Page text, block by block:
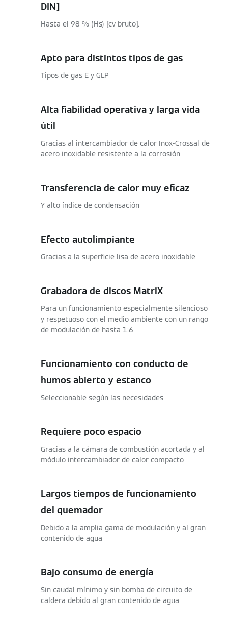
DIN]
Hasta el 98 % (Hs) [cv bruto].
Apto para distintos tipos de gas
Tipos de gas E y GLP
Alta fiabilidad operativa y larga vida
útil
Gracias al intercambiador de calor Inox-Crossal de
acero inoxidable resistente a la corrosión
Transferencia de calor muy eficaz
Y alto índice de condensación
Efecto autolimpiante
Gracias a la superficie lisa de acero inoxidable
Grabadora de discos MatriX
Para un funcionamiento especialmente silencioso
y respetuoso con el medio ambiente con un rango
de modulación de hasta 1:6
Funcionamiento con conducto de
humos abierto y estanco
Seleccionable según las necesidades
Requiere poco espacio
Gracias a la cámara de combustión acortada y al
módulo intercambiador de calor compacto
Largos tiempos de funcionamiento
del quemador
Debido a la amplia gama de modulación y al gran
contenido de agua
Bajo consumo de energía
Sin caudal mínimo y sin bomba de circuito de
caldera debido al gran contenido de agua